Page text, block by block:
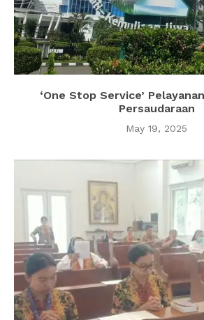
‘One Stop Service’
Persaudaraan
May 19, 2025